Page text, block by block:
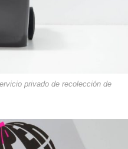
privado de recolección de